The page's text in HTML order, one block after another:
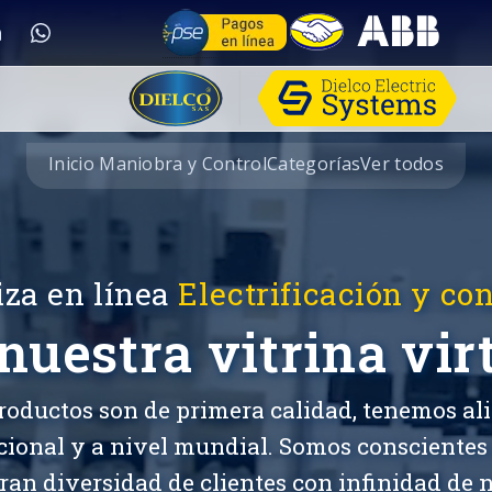
Inicio Maniobra y ControlCategoríasVer todos
en línea Electrificación y
vitrina
son de primera calidad, tenemos
y a nivel mundial. Somos conscientes
diversidad de clientes con infinidad de